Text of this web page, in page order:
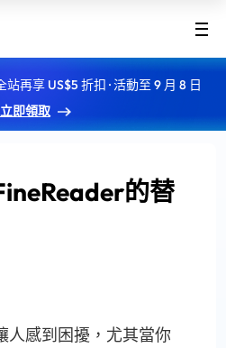
站再享 US$5 折扣 · 活動至 9 月 8 日
立即領取
的替
人感到困擾，尤其當你